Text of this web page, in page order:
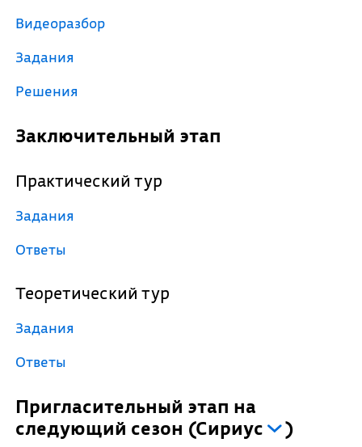
Видеоразбор
Задания
Решения
Заключительный этап
Практический тур
Задания
Ответы
Теоретический тур
Задания
Ответы
Пригласительный этап на
следующий сезон (Сириус )